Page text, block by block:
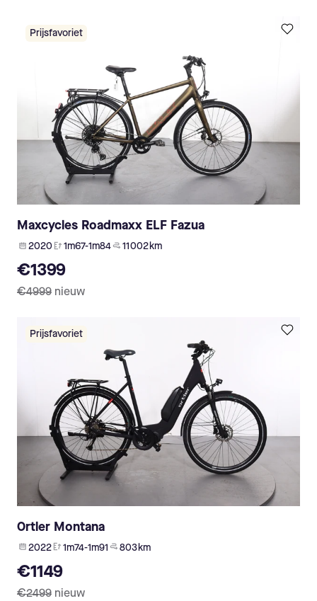
Prijsfavoriet
Maxcycles Roadmaxx ELF Fazua
2020 1m67-1m84 11 002 km
€1399
€4999 nieuw
Prijsfavoriet
Ortler Montana
2022 1m74-1m91 803 km
€1149
€2499 nieuw